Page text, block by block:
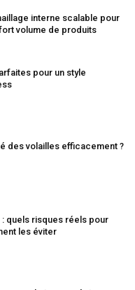
interne scalable pour
volume de produits
pour un style
des volailles efficacement ?
quels risques réels pour
les éviter